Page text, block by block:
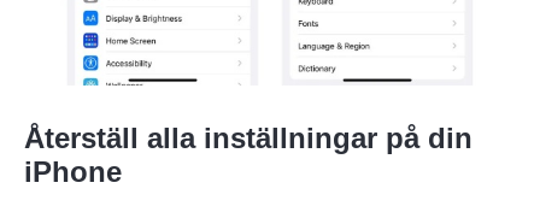
Återställ alla inställningar på din
iPhone